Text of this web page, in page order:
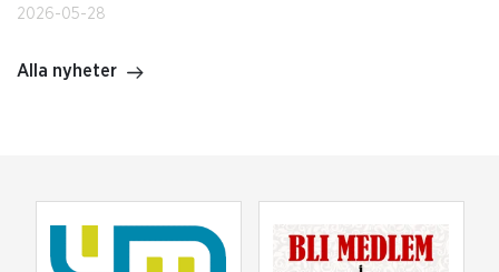
2026-05-28
Alla nyheter